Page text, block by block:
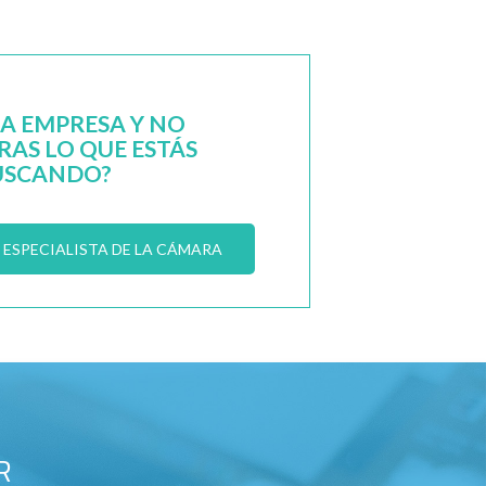
EMPRESA Y NO
LO QUE ESTÁS
DE LA CÁMARA